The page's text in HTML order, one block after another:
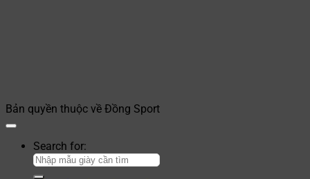
Bản quyền thuộc về Đồng Sport
Search for: